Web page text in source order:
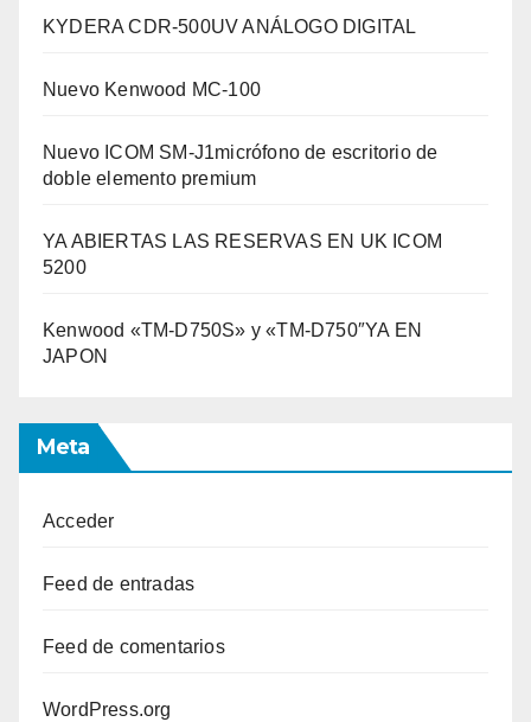
KYDERA CDR-500UV ANÁLOGO DIGITAL
Nuevo Kenwood MC-100
Nuevo ICOM SM-J1micrófono de escritorio de
doble elemento premium
YA ABIERTAS LAS RESERVAS EN UK ICOM
5200
Kenwood «TM-D750S» y «TM-D750″YA EN
JAPON
Meta
Acceder
Feed de entradas
Feed de comentarios
WordPress.org